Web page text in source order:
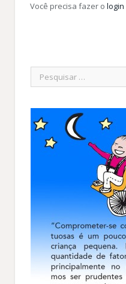
Você precisa fazer o login